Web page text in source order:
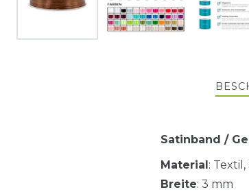
Satinband /
Material :
Breite: 3 mm